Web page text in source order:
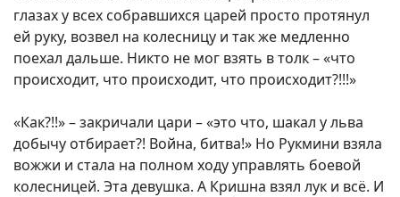
глазах у всех собравшихся царей просто протянул
ей руку, возвел на колесницу и так же медленно
поехал дальше. Никто не мог взять в толк – «что
происходит, что происходит, что происходит?!!!»
«Как?!!» – закричали цари – «это что, шакал у льва
добычу отбирает?! Война, битва!» Но Рукмини взяла
вожжи и стала на полном ходу управлять боевой
колесницей. Эта девушка. А Кришна взял лук и всё. И